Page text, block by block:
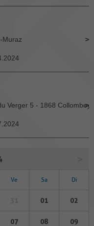
Muraz
Verger 5 - 1868 Collombey
Ve Sa Di
01 02
07 08 09